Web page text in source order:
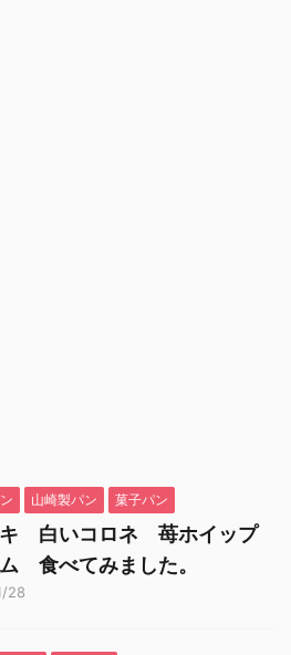
山崎製パン 菓子パン
キ 白いコロネ 苺ホイップ
食べてみました。
28